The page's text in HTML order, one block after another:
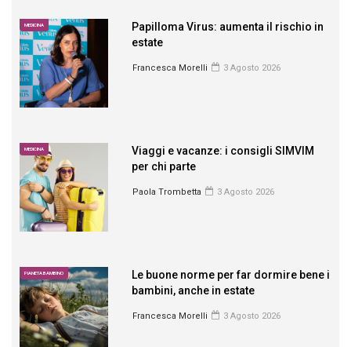
MEDICINA
Papilloma Virus: aumenta il rischio in
estate
Francesca Morelli 3 Agosto 2026
MEDICINA
Viaggi e vacanze: i consigli SIMVIM
per chi parte
Paola Trombetta 3 Agosto 2026
PIANETA BAMBINO
Le buone norme per far dormire bene i
bambini, anche in estate
Francesca Morelli 3 Agosto 2026